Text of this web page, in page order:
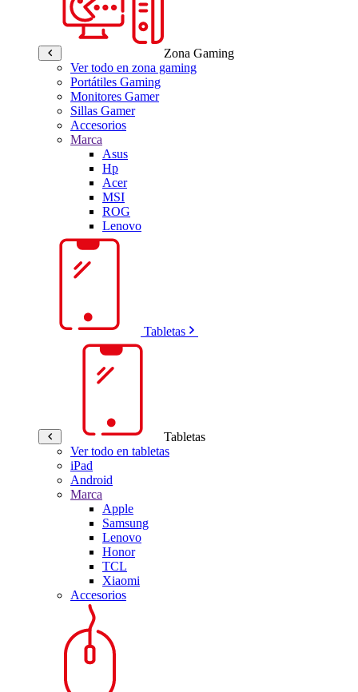
Zona Gaming
Ver todo en zona gaming
Portátiles Gaming
Monitores Gamer
Sillas Gamer
Accesorios
Marca
Asus
Hp
Acer
MSI
ROG
Lenovo
Tabletas
Tabletas
Ver todo en tabletas
iPad
Android
Marca
Apple
Samsung
Lenovo
Honor
TCL
Xiaomi
Accesorios